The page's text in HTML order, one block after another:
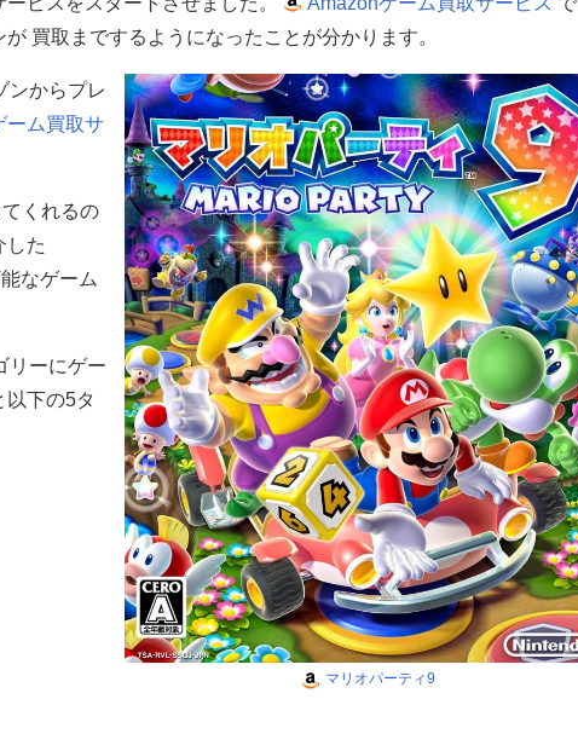
買取までするようになったことが分かります。
マリオパーティ9
ンからプレ
ーム買取サ
くれるの
した
なゲーム
リーにゲー
以下の5タ